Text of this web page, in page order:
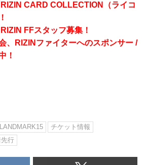
CARD COLLECTION（ライコ
FFスタッフ募集！
、RIZINファイターへのスポンサー /
！
チケット情報
行